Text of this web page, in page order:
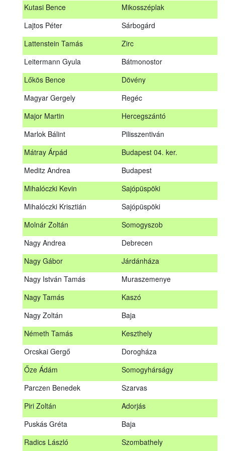
Kutasi Bence
Mikosszéplak
Lajtos Péter
Sárbogárd
Lattenstein Tamás
Zirc
Leitermann Gyula
Bátmonostor
Lőkös Bence
Dövény
Magyar Gergely
Regéc
Major Martin
Hercegszántó
Marlok Bálint
Pilisszentiván
Mátray Árpád
Budapest 04. ker.
Meditz Andrea
Budapest
Mihalóczki Kevin
Sajópüspöki
Mihalóczki Krisztián
Sajópüspöki
Molnár Zoltán
Somogyszob
Nagy Andrea
Debrecen
Nagy Gábor
Járdánháza
Nagy István Tamás
Muraszemenye
Nagy Tamás
Kaszó
Nagy Zoltán
Baja
Németh Tamás
Keszthely
Orcskai Gergő
Dorogháza
Őze Ádám
Somogyhárságy
Parczen Benedek
Szarvas
Piri Zoltán
Adorjás
Puskás Gréta
Baja
Radics László
Szombathely
A továbbképzés vizsgával zárul!
Jelentkezés, lemondás
Jelentkezni a továbbképzésre kizárólag a Nébih honlapján
elhelyezett űrlapon lehet. A jelentkezés elfogadásáról
Kovács Dániel
Sárbogárd
Lattenstein Tamás
Zirc
Leitermann Gyula
Bátmonostor
Magyar Gergely
Regéc
Hercegszántó
Pilisszentiván
Budapest 04. ker.
Budapest
Mihalóczki Kevin
Mihalóczki Krisztián
Molnár Zoltán
Somogyszob
Nagy Andrea
Nagy Gábor
Járdánháza
Muraszemenye
Nagy Tamás
Kaszó
Keszthely
Dorogháza